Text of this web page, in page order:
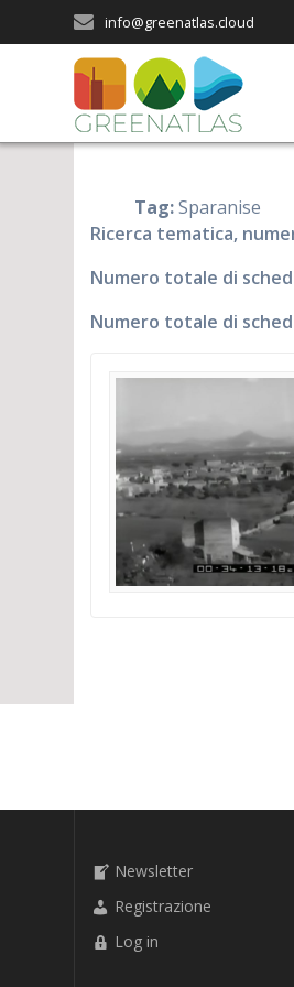
al
contenuto
info@greenatlas.cloud
Tag:Sparanise
Ricerca tematica,
Numero totale di
Numero totale di
Newsletter
Registrazione
Log in